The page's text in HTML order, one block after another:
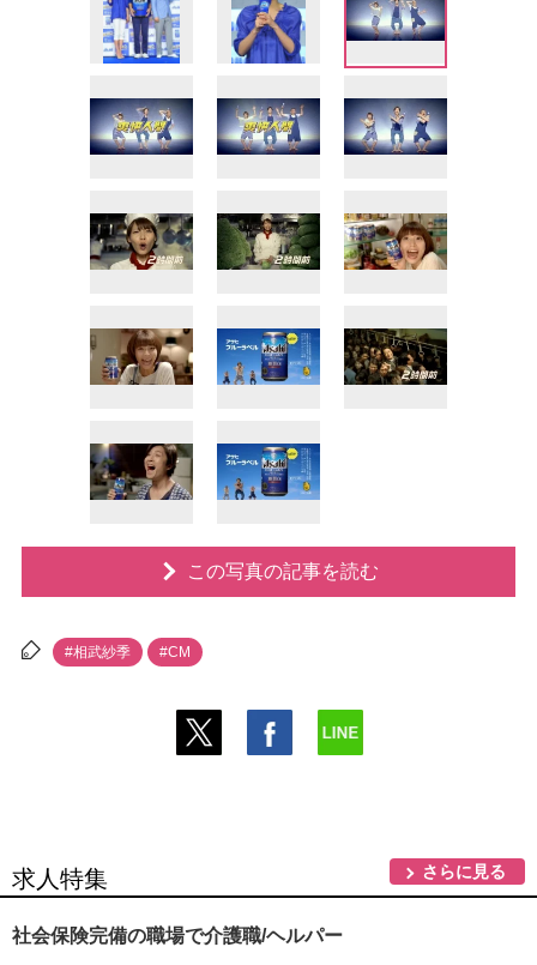
この写真の記事を読む
#相武紗季 #CM
求人特集 さらに見る
社会保険完備の職場で介護職/ヘルパー